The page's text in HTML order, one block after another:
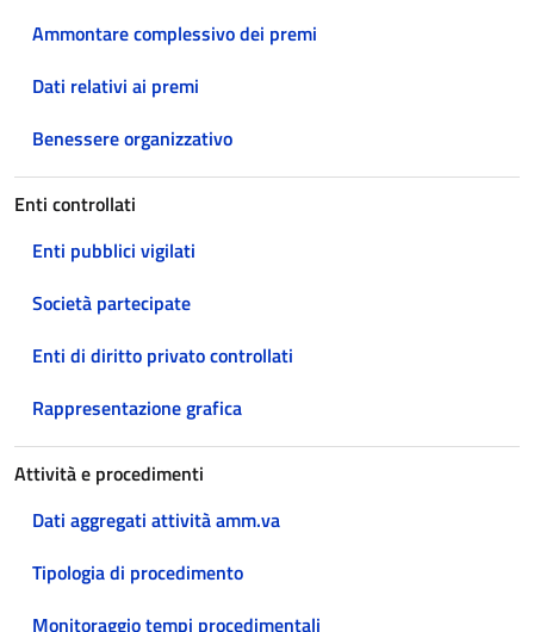
Ammontare complessivo dei premi
Dati relativi ai premi
Benessere organizzativo
Enti controllati
Enti pubblici vigilati
Società partecipate
Enti di diritto privato controllati
Rappresentazione grafica
Attività e procedimenti
Dati aggregati attività amm.va
Tipologia di procedimento
Monitoraggio tempi procedimentali